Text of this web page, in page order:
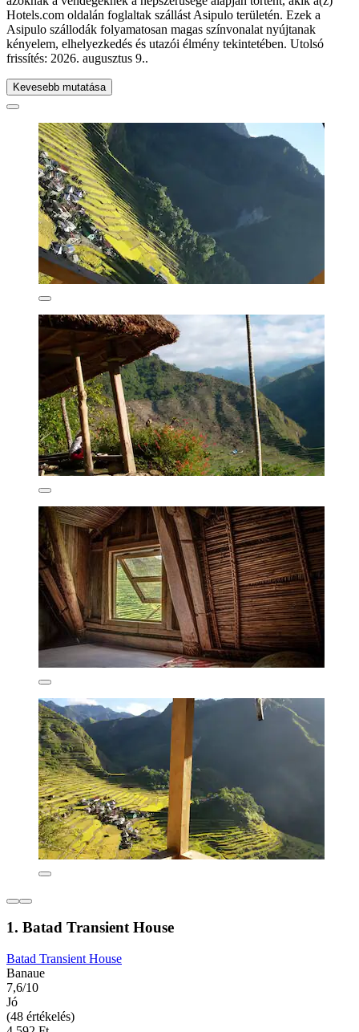
Hotels.com oldalán foglaltak szállást Asipulo területén. Ezek a
Asipulo szállodák folyamatosan magas színvonalat nyújtanak
kényelem, elhelyezkedés és utazói élmény tekintetében. Utolsó
frissítés: 2026. augusztus 9..
Kevesebb mutatása
1. Batad Transient House
Batad Transient House
Banaue
7,6/10
Jó
(48 értékelés)